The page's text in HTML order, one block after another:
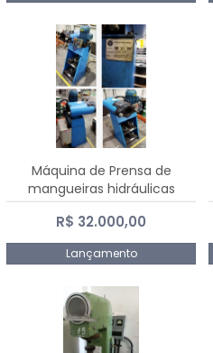
Máquina de Prensa de
mangueiras hidráulicas
PE50TF - 2017
R$ 32.000,00
Lançamento